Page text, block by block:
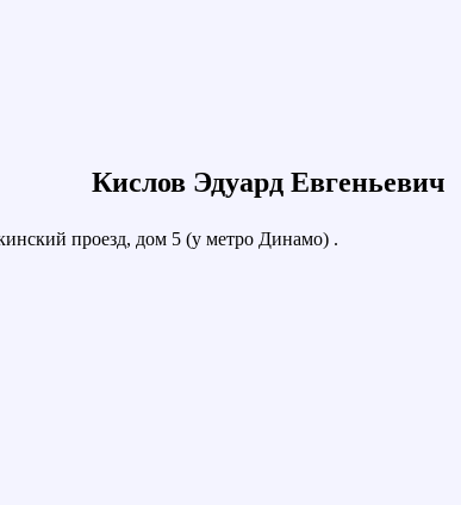
Кислов Эдуард Евгеньевич
проезд, дом 5 (у метро Динамо) .